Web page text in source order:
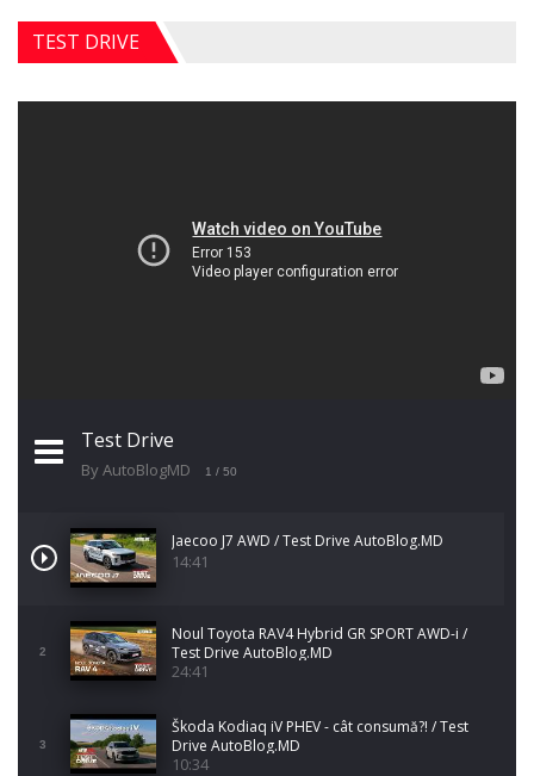
TEST DRIVE
Test Drive
By AutoBlogMD 1 / 50
Jaecoo J7 AWD / Test Drive AutoBlog.MD
14:41
2
Noul Toyota RAV4 Hybrid GR SPORT AWD-i /
Test Drive AutoBlog.MD
24:41
3
Škoda Kodiaq iV PHEV - cât consumă?! / Test
Drive AutoBlog.MD
10:34